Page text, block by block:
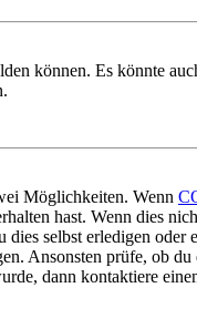
können. Es könnte
Möglichkeiten. Wenn
hast. Wenn dies
selbst erledigen
Ansonsten prüfe, ob
dann kontaktiere